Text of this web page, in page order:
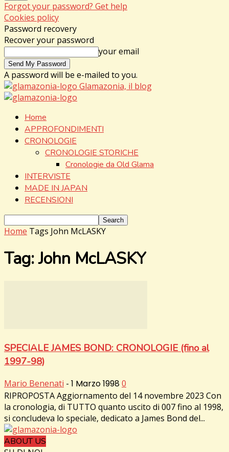
Forgot your password? Get help
Cookies policy
Password recovery
Recover your password
your email
A password will be e-mailed to you.
Glamazonia, il blog
Home
APPROFONDIMENTI
CRONOLOGIE
CRONOLOGIE STORICHE
Cronologie da Old Glama
INTERVISTE
MADE IN JAPAN
RECENSIONI
Home Tags John McLASKY
Tag: John McLASKY
SPECIALE JAMES BOND: CRONOLOGIE (fino al
1997-98)
Mario Benenati - 1 Marzo 19980
RIPROPOSTA Aggiornamento del 14 novembre 2023 Con
la cronologia, di TUTTO quanto uscito di 007 fino al 1998,
si concludeva lo speciale, dedicato a James Bond del...
ABOUT US